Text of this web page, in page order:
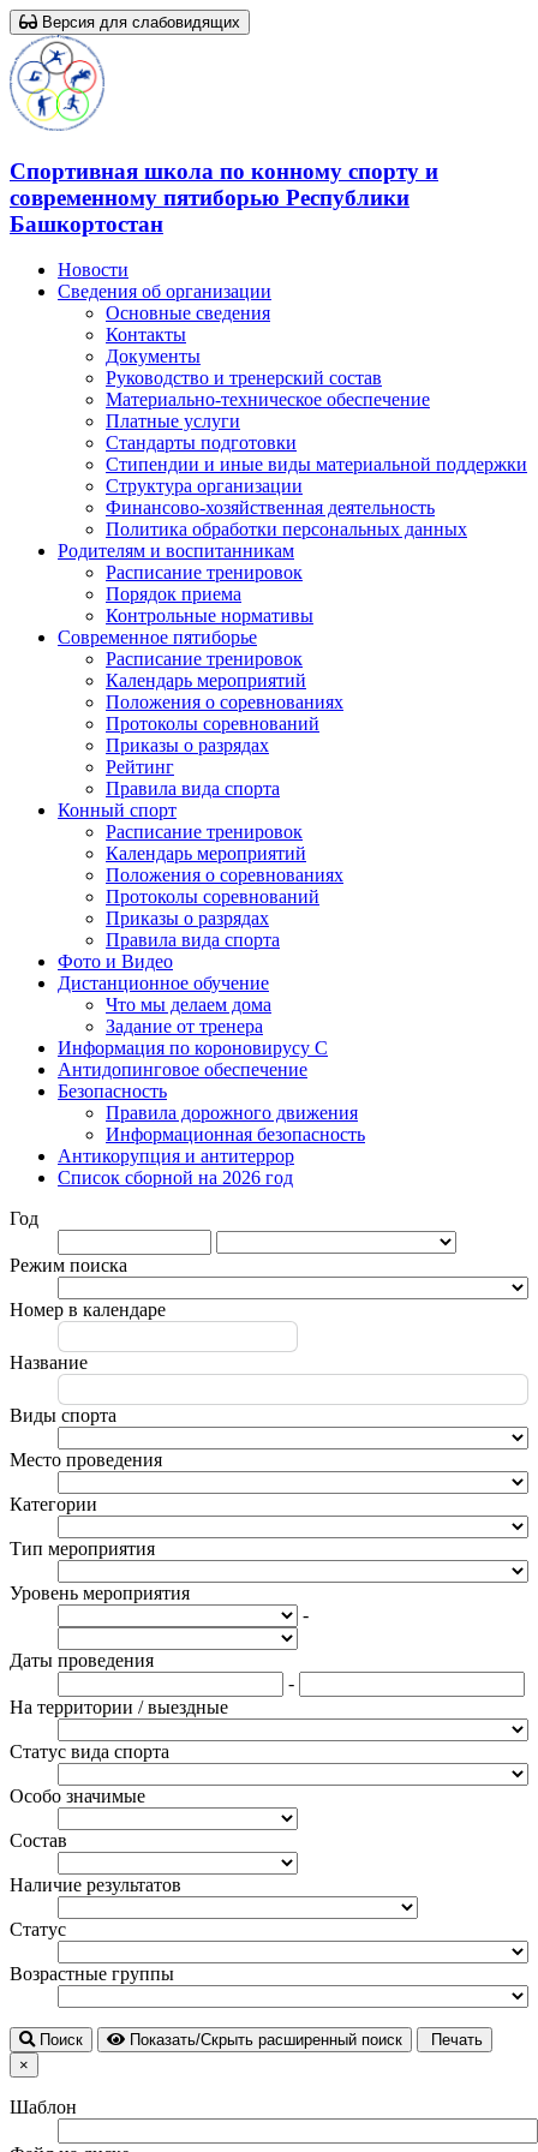
Версия для слабовидящих
Спортивная школа по конному спорту и
современному пятиборью Республики
Башкортостан
Новости
Сведения об организации
Основные сведения
Контакты
Документы
Руководство и тренерский состав
Материально-техническое обеспечение
Платные услуги
Стандарты подготовки
Стипендии и иные виды материальной поддержки
Структура организации
Финансово-хозяйственная деятельность
Политика обработки персональных данных
Родителям и воспитанникам
Расписание тренировок
Порядок приема
Контрольные нормативы
Современное пятиборье
Расписание тренировок
Календарь мероприятий
Положения о соревнованиях
Протоколы соревнований
Приказы о разрядах
Рейтинг
Правила вида спорта
Конный спорт
Расписание тренировок
Календарь мероприятий
Положения о соревнованиях
Протоколы соревнований
Приказы о разрядах
Правила вида спорта
Фото и Видео
Дистанционное обучение
Что мы делаем дома
Задание от тренера
Информация по короновирусу C
Антидопинговое обеспечение
Безопасность
Правила дорожного движения
Информационная безопасность
Антикорупция и антитеррор
Список сборной на 2026 год
Год
Режим поиска
Номер в календаре
Название
Виды спорта
Место проведения
Категории
Тип мероприятия
Уровень мероприятия
-
Даты проведения
-
На территории / выездные
Статус вида спорта
Особо значимые
Состав
Наличие результатов
Статус
Возрастные группы
Поиск Показать/Скрыть расширенный поиск
Печать
×
Шаблон